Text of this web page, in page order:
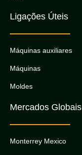
Ligações Úteis
Máquinas auxiliares
Máquinas
Moldes
Mercados Globais
Monterrey Mexico